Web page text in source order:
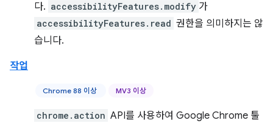
다. accessibilityFeatures.modify 가
accessibilityFeatures.read 권한을 의미하지는 않
습니다.
작업
Chrome 88 이상 MV3 이상
chrome.action API를 사용하여 Google Chrome 툴